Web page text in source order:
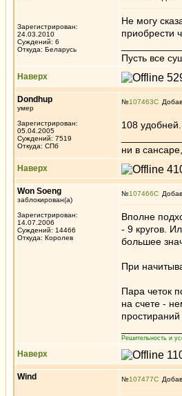
Зарегистрирован:
24.03.2010
Суждений: 6
Откуда: Беларусь
Не могу
приобрести
Пусть все
Наверх
Dondhup
умер
Зарегистрирован:
05.04.2005
Суждений: 7519
Откуда: СПб
№107463
108 удобней.
ни в
Наверх
Won Soeng
заблокирован(а)
Зарегистрирован:
14.07.2006
Суждений: 14466
Откуда: Королев
№107466
Вполне
- 9 кругов.
большее
При
Пара четок
на счете -
Решительность и
Наверх
Wind №107477